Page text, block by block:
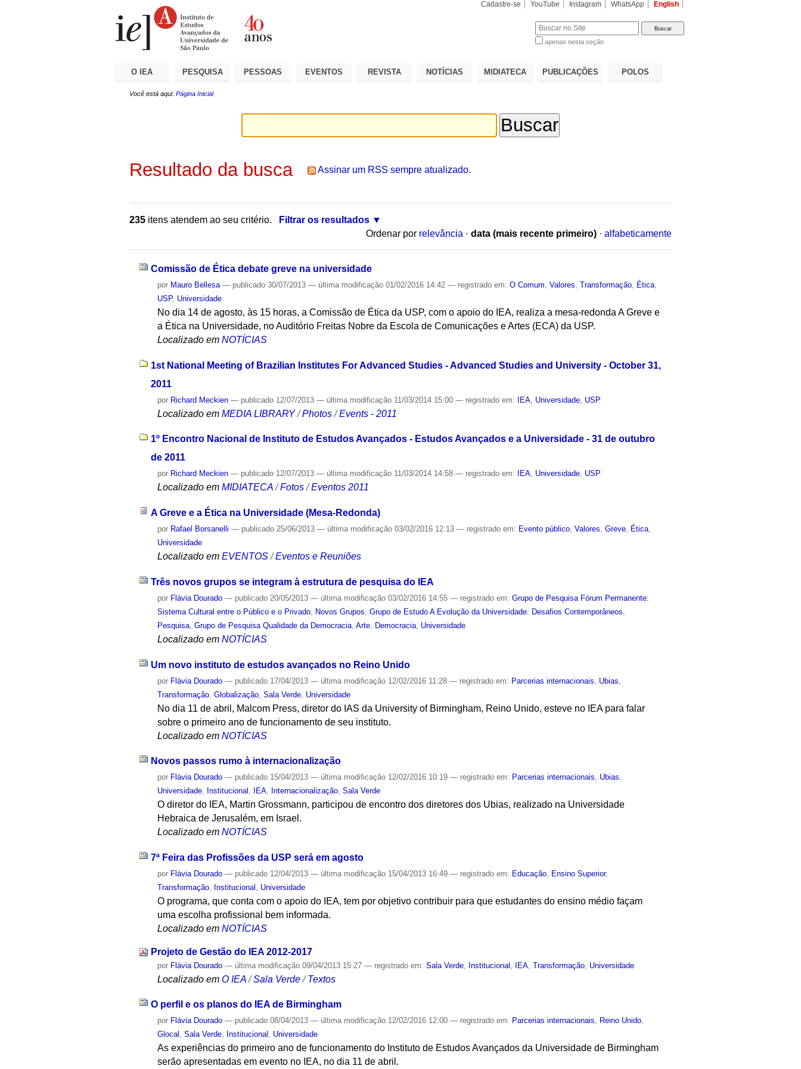
Cadastre-se YouTube Instagram WhatsApp English
apenas nesta seção
O IEA PESQUISA PESSOAS EVENTOS REVISTA NOTÍCIAS MIDIATECA PUBLICAÇÕES POLOS
Você está aqui: Página Inicial
Resultado da busca Assinar um RSS sempre atualizado.
235 itens atendem ao seu critério.
Filtrar os resultados
Ordenar por relevância · data (mais recente primeiro) · alfabeticamente
Comissão de Ética debate greve na universidade
por Mauro Bellesa — publicado 30/07/2013— última modificação 01/02/2016 14:42— registrado em:O Comum ,Valores ,Transformação Ética
USP, Universidade
No dia 14 de agosto, às 15 horas, a Comissão de Ética da USP, com o apoio do IEA, realiza a mesa-redonda A Greve e
a Ética na Universidade, no Auditório Freitas Nobre da Escola de Comunicações e Artes (ECA) da USP.
Localizado em NOTÍCIAS
1st National Meeting of Brazilian Institutes For Advanced Studies - Advanced Studies and University - October 31,
2011
por Richard Meckien — publicado 12/07/2013— última modificação 11/03/2014 15:00— registrado em: IEA Universidade USP
Localizado em MEDIA LIBRARY /Photos /Events - 2011
1º Encontro Nacional de Instituto de Estudos Avançados - Estudos Avançados e a Universidade - 31 de outubro
de 2011
por Richard Meckien — publicado 12/07/2013— última modificação 11/03/2014 14:58— registrado em: IEA, Universidade, USP
Localizado em MIDIATECA /Fotos /Eventos 2011
A Greve e a Ética na Universidade (Mesa-Redonda)
por Rafael Borsanelli — publicado 25/06/2013— última modificação 03/02/2016 12:13— registrado em: Evento público,Valores,Greve, Ética,
Universidade
Localizado em EVENTOS /Eventos e Reuniões
Três novos grupos se integram à estrutura de pesquisa do IEA
por Flávia Dourado — publicado 20/05/2013— última modificação 03/02/2016 14:55— registrado em:Grupo de Pesquisa Fórum Permanente:
Sistema Cultural entre o Público e o Privado
Novos Grupos ,Grupo de Estudo A Evolução da Universidade: Desafios Contemporâneos
Pesquisa ,Grupo de Pesquisa Qualidade da Democracia ,Arte Democracia Universidade
Localizado em NOTÍCIAS
Um novo instituto de estudos avançados no Reino Unido
por Flávia Dourado — publicado 17/04/2013— última modificação 12/02/2016 11:28— registrado em: Parcerias internacionais Ubias
Transformação ,Globalização ,Sala Verde Universidade
No dia 11 de abril, Malcom Press, diretor do IAS da University of Birmingham, Reino Unido, esteve no IEA para falar
sobre o primeiro ano de funcionamento de seu instituto.
Localizado em NOTÍCIAS
Novos passos rumo à internacionalização
por Flávia Dourado — publicado 15/04/2013— última modificação 12/02/2016 10:19— registrado em: Parcerias internacionais, Ubias,
Universidade, Institucional , IEA, Internacionalização,Sala Verde
O diretor do IEA, Martin Grossmann, participou de encontro dos diretores dos Ubias, realizado na Universidade
Hebraica de Jerusalém, em Israel.
Localizado em NOTÍCIAS
7ª Feira das Profissões da USP será em agosto
por Flávia Dourado — publicado 12/04/2013— última modificação 15/04/2013 16:49— registrado em: Educação Ensino Superior,
Transformação
Institucional Universidade
O programa, que conta com o apoio do IEA, tem por objetivo contribuir para que estudantes do ensino médio façam
uma escolha profissional bem informada.
Localizado em NOTÍCIAS
Projeto de Gestão do IEA 2012-2017
por Flávia Dourado — última modificação 09/04/2013 15:27— registrado em:Sala Verde Institucional IEA ,Transformação Universidade
Localizado em O IEA /Sala Verde /Textos
O perfil e os planos do IEA de Birmingham
por Flávia Dourado — publicado 08/04/2013— última modificação 12/02/2016 12:00— registrado em: Parcerias internacionais, Reino Unido,
Glocal ,Sala Verde, Institucional , Universidade
As experiências do primeiro ano de funcionamento do Instituto de Estudos Avançados da Universidade de Birmingham
serão apresentadas em evento no IEA, no dia 11 de abril.